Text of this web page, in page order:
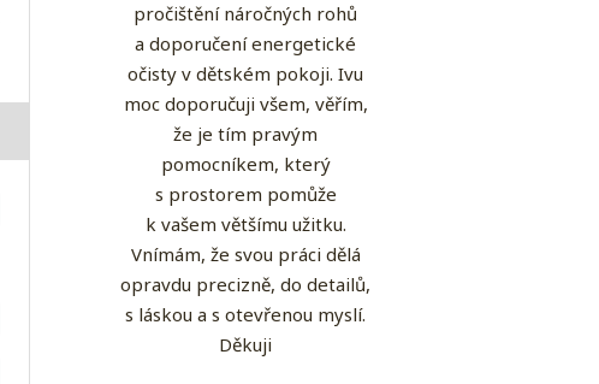
pročištění náročných rohů
a doporučení energetické
očisty v dětském pokoji. Ivu
moc doporučuji všem, věřím,
že je tím pravým
pomocníkem, který
s prostorem pomůže
k vašem většímu užitku.
Vnímám, že svou práci dělá
opravdu precizně, do detailů,
s láskou a s otevřenou myslí.
Děkuji